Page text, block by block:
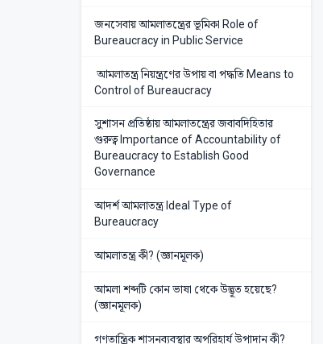
জনসেবায় আমলাতন্ত্রের ভূমিকা Role of
Bureaucracy in Public Service
আমলাতন্ত্র নিয়ন্ত্রণের উপায় বা পদ্ধতি Means to
Control of Bureaucracy
সুশাসন প্রতিষ্ঠায় আমলাতন্ত্রের জবাবদিহিতার
গুরুত্ব Importance of Accountability of
Bureaucracy to Establish Good
Governance
আদর্শ আমলাতন্ত্র Ideal Type of
Bureaucracy
আমলাতন্ত্র কী? (জ্ঞানমূলক)
আমলা শব্দটি কোন ভাষা থেকে উদ্ভূত হয়েছে?
(জ্ঞানমূলক)
গণতান্ত্রিক শাসনব্যবস্থার অপরিহার্য উপাদান কী?